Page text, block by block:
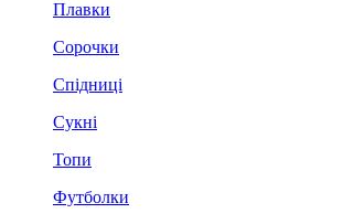
Плавки
Сорочки
Спідниці
Сукні
Топи
Футболки